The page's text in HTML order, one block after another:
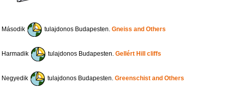
Második tulajdonos Budapesten.Gneiss and Others
Harmadik tulajdonos Budapesten.Gellért Hill cliffs
Negyedik tulajdonos Budapesten.Greenschist and Others